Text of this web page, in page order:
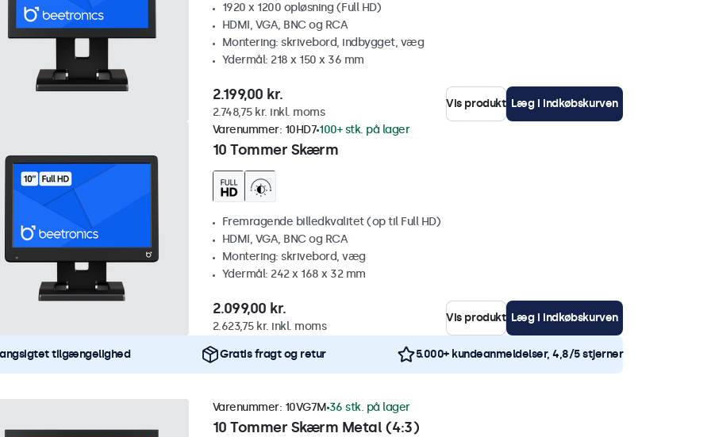
1920 x 1200 opløsning (Full HD)
HDMI, VGA, BNC og RCA
Montering: skrivebord, indbygget, væg
Ydermål: 218 x 150 x 36 mm
2.199,00 kr.
2.748,75 kr. inkl. moms
Vis produkt Læg i indkøbskurven
10 Tommer Skærm
Varenummer: 10HD7 100+ stk. på lager
Fremragende billedkvalitet (op til Full HD)
HDMI, VGA, BNC og RCA
Montering: skrivebord, væg
Ydermål: 242 x 168 x 32 mm
2.099,00 kr.
2.623,75 kr. inkl. moms
Vis produkt Læg i indkøbskurven
tilgængelighed Gratis fragt og retur 5.000+ kundeanmeldelser, 4,8/5 stjerner
10 Tommer Skærm Metal (4:3)
Varenummer: 10VG7M 36 stk. på lager